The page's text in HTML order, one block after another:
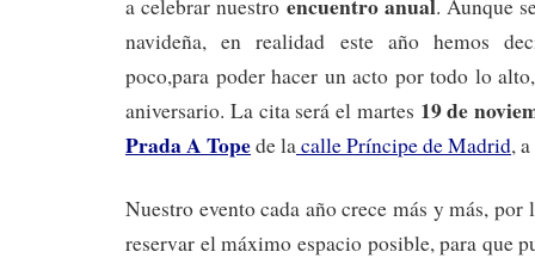
a celebrar nuestro
. Aunque
navideña, en realidad este año hemos
poco,para poder hacer un acto por todo lo
aniversario. La cita será el martes 19 de
Prada A Topede lacalle Príncipe de Madrid,
Nuestro evento cada año crece más y más,
reservar el máximo espacio posible, para que